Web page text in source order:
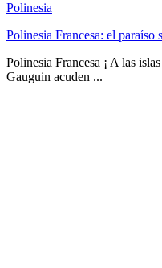
Polinesia
Polinesia Francesa: el paraíso
Polinesia Francesa ¡ A las
Gauguin acuden ...